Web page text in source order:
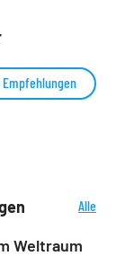
Empfehlungen
Alle
Weltraum